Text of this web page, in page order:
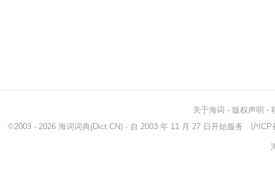
关于海词 - 版权声明 -
©2003 - 2026 海词词典(Dict.CN) - 自 2003 年 11 月 27 日开始服务 沪ICP